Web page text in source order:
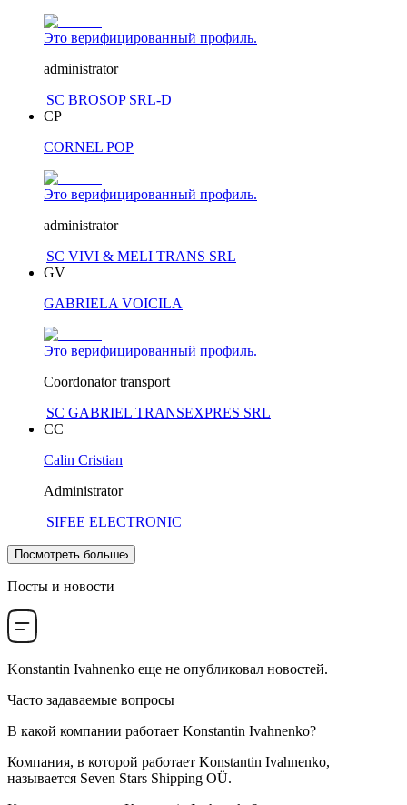
Это верифицированный профиль.
administrator
|SC BROSOP SRL-D
CP
CORNEL POP
Это верифицированный профиль.
administrator
|SC VIVI & MELI TRANS SRL
GV
GABRIELA VOICILA
Это верифицированный профиль.
Coordonator transport
|SC GABRIEL TRANSEXPRES SRL
CC
Calin Cristian
Administrator
|SIFEE ELECTRONIC
Посмотреть больше
Посты и новости
Konstantin Ivahnenko еще не опубликовал новостей.
Часто задаваемые вопросы
В какой компании работает Konstantin Ivahnenko?
Компания, в которой работает Konstantin Ivahnenko,
называется Seven Stars Shipping OÜ.